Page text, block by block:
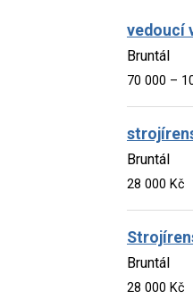
vedoucí
Bruntál
70 000 –
Bruntál
28 000 Kč
Bruntál
28 000 Kč